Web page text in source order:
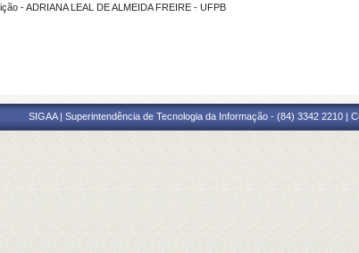
- ADRIANA LEAL DE ALMEIDA FREIRE - UFPB
SIGAA | Superintendência de Tecnologia da Informação - (84) 3342 2210